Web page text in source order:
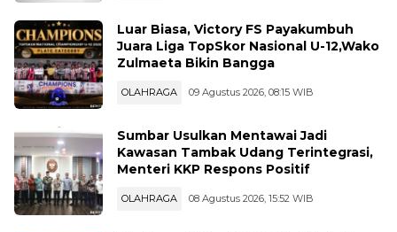
Luar Biasa, Victory FS Payakumbuh
Juara Liga TopSkor Nasional U-12,Wako
Zulmaeta Bikin Bangga
OLAHRAGA 09 Agustus 2026, 08:15 WIB
Sumbar Usulkan Mentawai Jadi
Kawasan Tambak Udang Terintegrasi,
Menteri KKP Respons Positif
OLAHRAGA 08 Agustus 2026, 15:52 WIB